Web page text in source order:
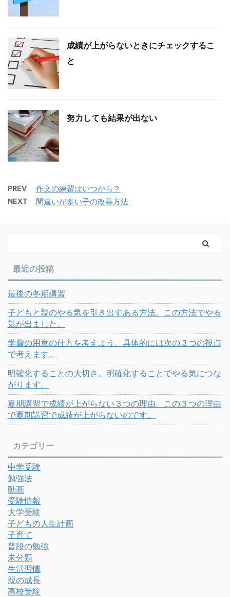
成績が上がらないときにチェックするこ
と
努力しても結果が出ない
PREV 作文の練習はいつから？
NEXT 間違いが多い子の改善方法
最近の投稿
最後の冬期講習
子どもと親のやる気を引き出すある方法。この方法でやる
気が出ました。
学費の用意の仕方を考えよう。具体的には次の３つの視点
で考えます。
明確化することの大切さ。明確化することでやる気につな
がります。
夏期講習で成績が上がらない３つの理由。この３つの理由
で夏期講習で成績が上がらないのです。
カテゴリー
中学受験
勉強法
動画
受験情報
大学受験
子どもの人生計画
子育て
普段の勉強
未分類
生活習慣
親の成長
高校受験